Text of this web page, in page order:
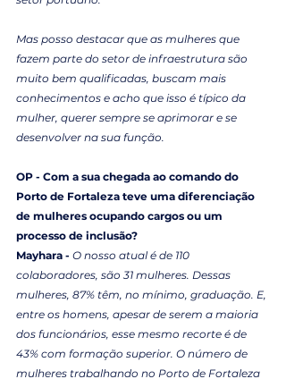
Mas posso destacar que as mulheres que
fazem parte do setor de infraestrutura são
muito bem qualificadas, buscam mais
conhecimentos e acho que isso é típico da
mulher, querer sempre se aprimorar e se
desenvolver na sua função.
OP - Com a sua chegada ao comando do
Porto de Fortaleza teve uma diferenciação
de mulheres ocupando cargos ou um
processo de inclusão?
Mayhara - O nosso atual é de 110
colaboradores, são 31 mulheres. Dessas
mulheres, 87% têm, no mínimo, graduação. E,
entre os homens, apesar de serem a maioria
dos funcionários, esse mesmo recorte é de
43% com formação superior. O número de
mulheres trabalhando no Porto de Fortaleza